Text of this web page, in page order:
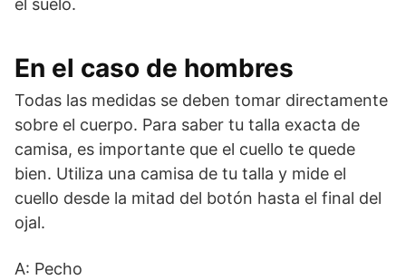
el suelo.
En el caso de hombres
Todas las medidas se deben tomar directamente
sobre el cuerpo. Para saber tu talla exacta de
camisa, es importante que el cuello te quede
bien. Utiliza una camisa de tu talla y mide el
cuello desde la mitad del botón hasta el final del
ojal.
A: Pecho